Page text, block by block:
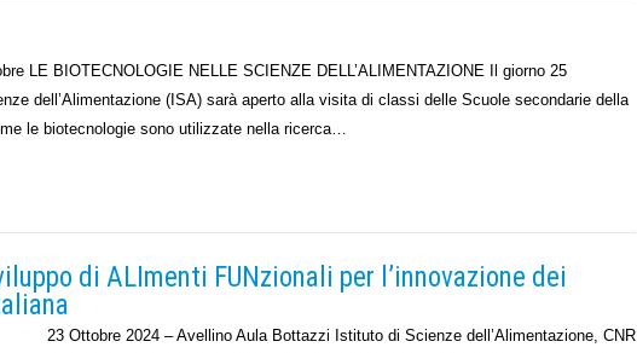
LE BIOTECNOLOGIE NELLE SCIENZE DELL’ALIMENTAZIONE Il giorno 25
dell’Alimentazione (ISA) sarà aperto alla visita di classi delle Scuole secondarie della
le biotecnologie sono utilizzate nella ricerca…
di ALImenti FUNzionali per l’innovazione dei
23 Ottobre 2024 – Avellino Aula Bottazzi Istituto di Scienze dell’Alimentazione, CNR